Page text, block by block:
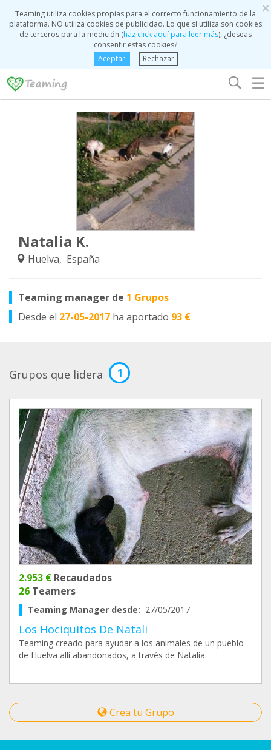
×
Teaming utiliza cookies propias para el correcto funcionamiento de la
plataforma. NO utiliza cookies de publicidad. Lo que sí utiliza son cookies
de terceros para la medición (haz click aquí para leer más), ¿deseas
consentir estas cookies?
Aceptar
Rechazar
☰
Natalia K.
Huelva, España
Teaming manager de 1 Grupos
Desde el 27-05-2017 ha aportado 93 €
Grupos que lidera 1
2.953 € Recaudados
26 Teamers
Teaming Manager desde: 27/05/2017
Los Hociquitos De Natali
Teaming creado para ayudar a los animales de un pueblo
de Huelva allí abandonados, a través de Natalia.
Crea tu Grupo